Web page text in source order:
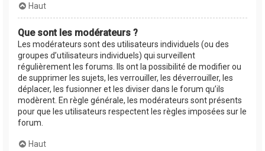
Haut
Que sont les modérateurs ?
Les modérateurs sont des utilisateurs individuels (ou des
groupes d’utilisateurs individuels) qui surveillent
régulièrement les forums. Ils ont la possibilité de modifier ou
de supprimer les sujets, les verrouiller, les déverrouiller, les
déplacer, les fusionner et les diviser dans le forum qu’ils
modèrent. En règle générale, les modérateurs sont présents
pour que les utilisateurs respectent les règles imposées sur le
forum.
Haut